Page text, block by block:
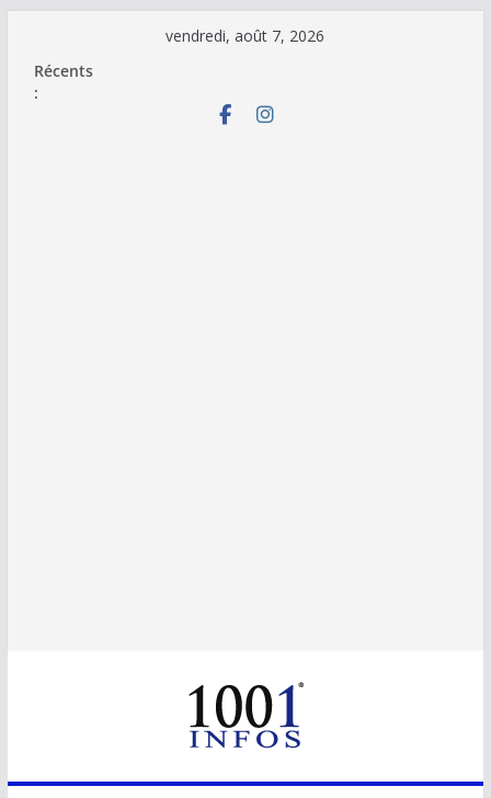
contenu
vendredi, août 7, 2026
Récents
: